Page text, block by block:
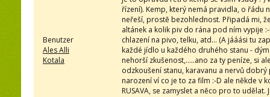
Benutzer
Ales Alli
Kotala
řízení). Kemp, který nemá pravidla, o řádu
neřeší, prostě bezohlednost. Připadá mi,
altánek a kolik piv do rána pod ním vypije
chlazení na pivo, telku, atd... (A jááási tu
každé jídlo u každého druhého stanu -
nehorší zkušenost,.....ano za ty peníze, si
odzkoušení stanu, karavanu a nervů
narození ví co je to za film :-D ale někde v
RUSAVA, se zamyslet a něco pro to udělat.